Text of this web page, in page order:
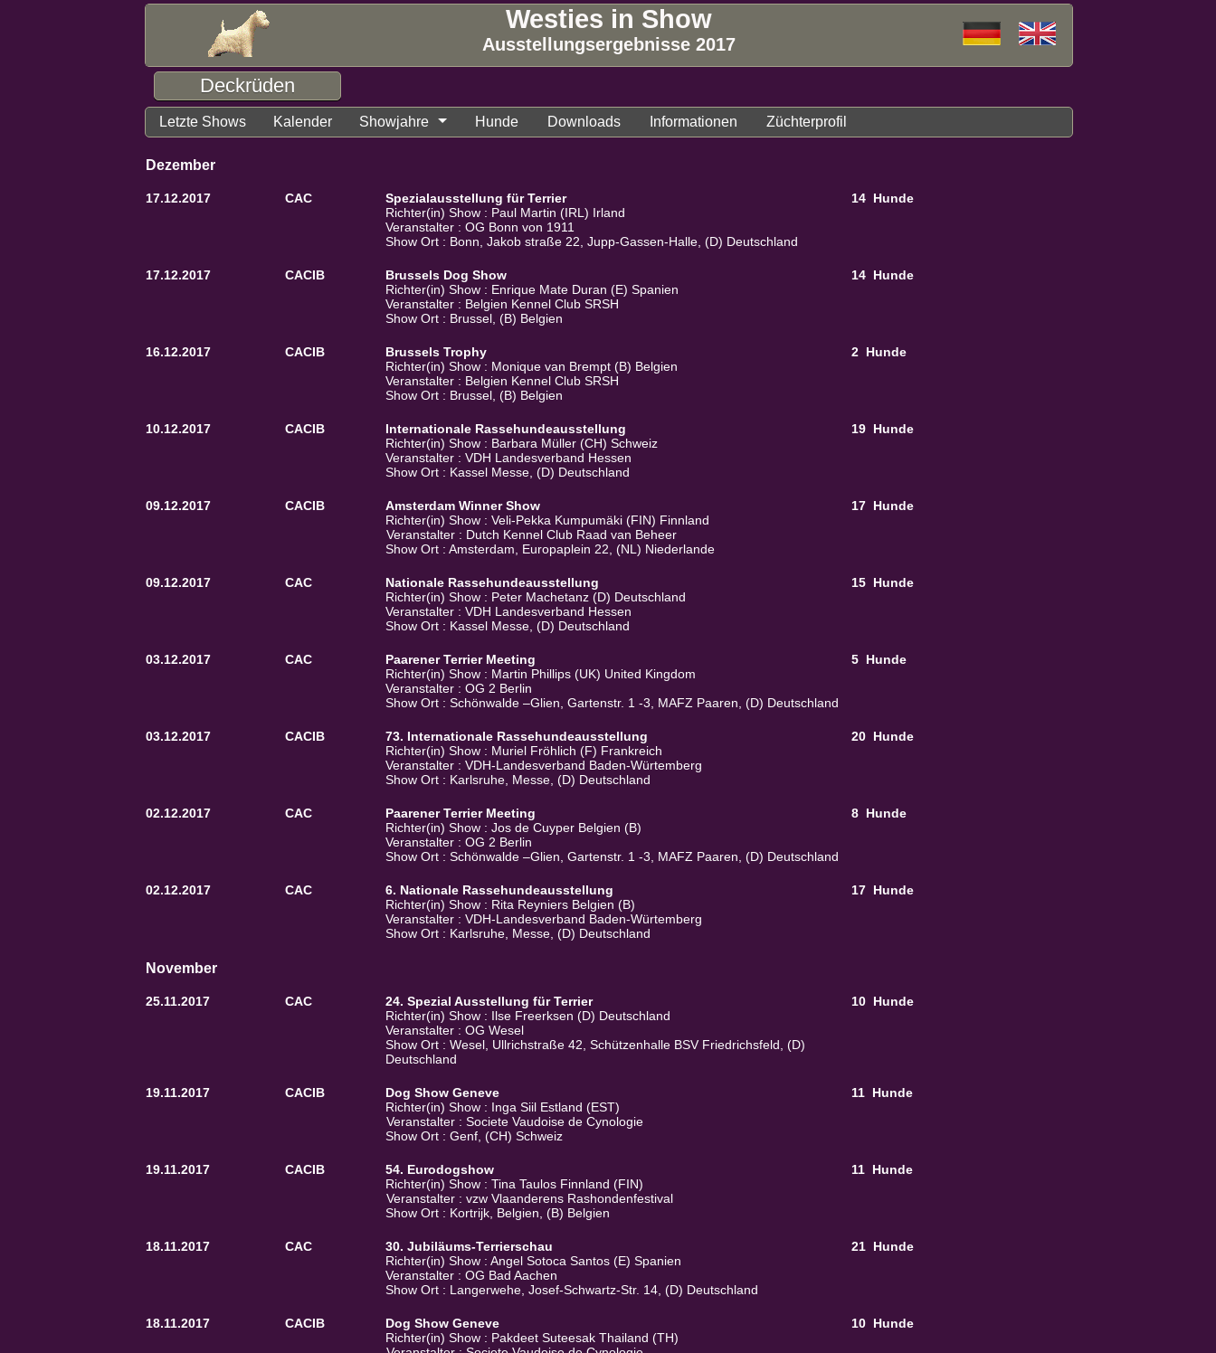
Westies in Show
Ausstellungsergebnisse 2017
Deckrüden
Letzte Shows Kalender Showjahre Hunde Downloads Informationen Züchterprofil
Dezember
17.12.2017 CAC Spezialausstellung für Terrier
Richter(in) Show : Paul Martin (IRL) Irland
Veranstalter : OG Bonn von 1911
Show Ort : Bonn, Jakob straße 22, Jupp-Gassen-Halle, (D) Deutschland
14 Hunde
17.12.2017 CACIB Brussels Dog Show
Richter(in) Show : Enrique Mate Duran (E) Spanien
Veranstalter : Belgien Kennel Club SRSH
Show Ort : Brussel, (B) Belgien
14 Hunde
16.12.2017 CACIB Brussels Trophy
Richter(in) Show : Monique van Brempt (B) Belgien
Veranstalter : Belgien Kennel Club SRSH
Show Ort : Brussel, (B) Belgien
2 Hunde
10.12.2017 CACIB Internationale Rassehundeausstellung
Richter(in) Show : Barbara Müller (CH) Schweiz
Veranstalter : VDH Landesverband Hessen
Show Ort : Kassel Messe, (D) Deutschland
19 Hunde
09.12.2017 CACIB Amsterdam Winner Show
Richter(in) Show : Veli-Pekka Kumpumäki (FIN) Finnland
Veranstalter : Dutch Kennel Club Raad van Beheer
Show Ort : Amsterdam, Europaplein 22, (NL) Niederlande
17 Hunde
09.12.2017 CAC Nationale Rassehundeausstellung
Richter(in) Show : Peter Machetanz (D) Deutschland
Veranstalter : VDH Landesverband Hessen
Show Ort : Kassel Messe, (D) Deutschland
15 Hunde
03.12.2017 CAC Paarener Terrier Meeting
Richter(in) Show : Martin Phillips (UK) United Kingdom
Veranstalter : OG 2 Berlin
Show Ort : Schönwalde –Glien, Gartenstr. 1 -3, MAFZ Paaren, (D) Deutschland
5 Hunde
03.12.2017 CACIB 73. Internationale Rassehundeausstellung
Richter(in) Show : Muriel Fröhlich (F) Frankreich
Veranstalter : VDH-Landesverband Baden-Würtemberg
Show Ort : Karlsruhe, Messe, (D) Deutschland
20 Hunde
02.12.2017 CAC Paarener Terrier Meeting
Richter(in) Show : Jos de Cuyper Belgien (B)
Veranstalter : OG 2 Berlin
Show Ort : Schönwalde –Glien, Gartenstr. 1 -3, MAFZ Paaren, (D) Deutschland
8 Hunde
02.12.2017 CAC 6. Nationale Rassehundeausstellung
Richter(in) Show : Rita Reyniers Belgien (B)
Veranstalter : VDH-Landesverband Baden-Würtemberg
Show Ort : Karlsruhe, Messe, (D) Deutschland
17 Hunde
November
25.11.2017 CAC 24. Spezial Ausstellung für Terrier
Richter(in) Show : Ilse Freerksen (D) Deutschland
Veranstalter : OG Wesel
Show Ort : Wesel, Ullrichstraße 42, Schützenhalle BSV Friedrichsfeld, (D)
Deutschland
10 Hunde
19.11.2017 CACIB Dog Show Geneve
Richter(in) Show : Inga Siil Estland (EST)
Veranstalter : Societe Vaudoise de Cynologie
Show Ort : Genf, (CH) Schweiz
11 Hunde
19.11.2017 CACIB 54. Eurodogshow
Richter(in) Show : Tina Taulos Finnland (FIN)
Veranstalter : vzw Vlaanderens Rashondenfestival
Show Ort : Kortrijk, Belgien, (B) Belgien
11 Hunde
18.11.2017 CAC 30. Jubiläums-Terrierschau
Richter(in) Show : Angel Sotoca Santos (E) Spanien
Veranstalter : OG Bad Aachen
Show Ort : Langerwehe, Josef-Schwartz-Str. 14, (D) Deutschland
21 Hunde
18.11.2017 CACIB Dog Show Geneve
Richter(in) Show : Pakdeet Suteesak Thailand (TH)
10 Hunde